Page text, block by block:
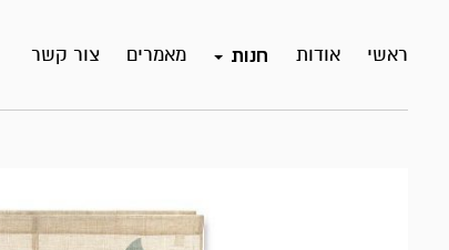
ראשי אודות חנות מאמרים צור קשר